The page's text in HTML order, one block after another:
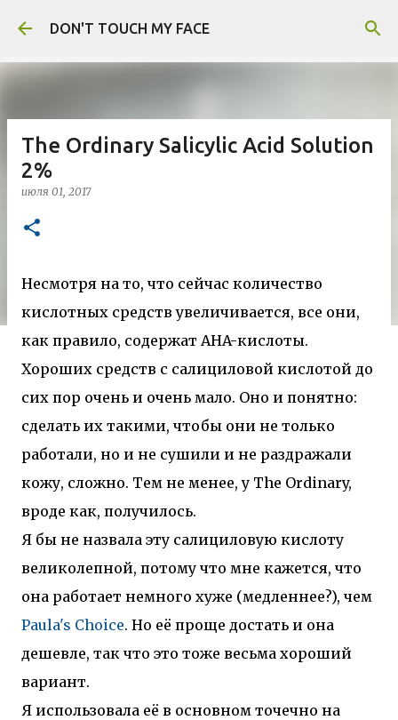
К основному контенту
DON'T TOUCH MY FACE
The Ordinary Salicylic Acid Solution
2%
июля 01, 2017
Несмотря на то, что сейчас количество
кислотных средств увеличивается, все они,
как правило, содержат AHA-кислоты.
Хороших средств с салициловой кислотой до
сих пор очень и очень мало. Оно и понятно:
сделать их такими, чтобы они не только
работали, но и не сушили и не раздражали
кожу, сложно. Тем не менее, у The Ordinary,
вроде как, получилось.
Я бы не назвала эту салициловую кислоту
великолепной, потому что мне кажется, что
она работает немного хуже (медленнее?), чем
Paula's Choice. Но её проще достать и она
дешевле, так что это тоже весьма хороший
вариант.
Я использовала её в основном точечно на